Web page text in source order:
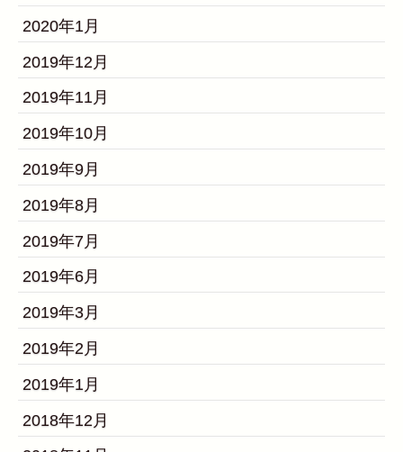
2020年1月
2019年12月
2019年11月
2019年10月
2019年9月
2019年8月
2019年7月
2019年6月
2019年3月
2019年2月
2019年1月
2018年12月